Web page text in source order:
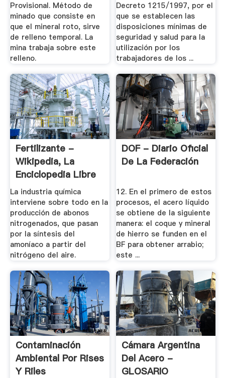
Provisional. Método de
minado que consiste en
que el mineral roto, sirve
de relleno temporal. La
mina trabaja sobre este
relleno.
Decreto 1215/1997, por el
que se establecen las
disposiciones mínimas de
seguridad y salud para la
utilización por los
trabajadores de los ...
Fertilizante -
Wikipedia, La
Enciclopedia Libre
La industria química
interviene sobre todo en la
producción de abonos
nitrogenados, que pasan
por la síntesis del
amoníaco a partir del
nitrógeno del aire.
DOF - Diario Oficial
De La Federación
12. En el primero de estos
procesos, el acero líquido
se obtiene de la siguiente
manera: el coque y mineral
de hierro se funden en el
BF para obtener arrabio;
este ...
Contaminación
Ambiental Por Rises
Y Riles
Cámara Argentina
Del Acero -
GLOSARIO